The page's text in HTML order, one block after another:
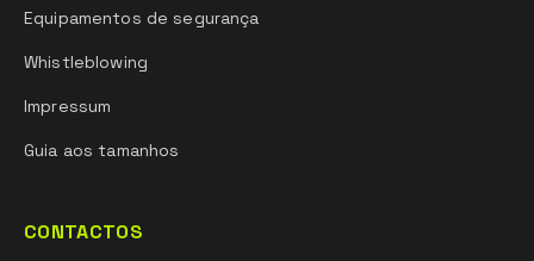
Equipamentos de segurança
Whistleblowing
Impressum
Guia aos tamanhos
CONTACTOS